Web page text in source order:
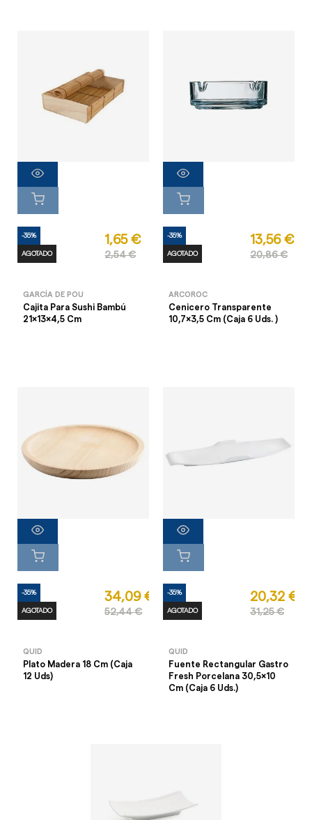
-35%
AGOTADO
1,65 €
2,54 €
GARCÍA DE POU
Cajita Para Sushi Bambú
21x13x4,5 Cm
-35%
AGOTADO
13,56 €
20,86 €
ARCOROC
Cenicero Transparente
10,7x3,5 Cm (Caja 6 Uds. )
-35%
AGOTADO
34,09 €
52,44 €
QUID
Plato Madera 18 Cm (Caja
12 Uds)
-35%
AGOTADO
20,32 €
31,25 €
QUID
Fuente Rectangular Gastro
Fresh Porcelana 30,5x10
Cm (Caja 6 Uds.)